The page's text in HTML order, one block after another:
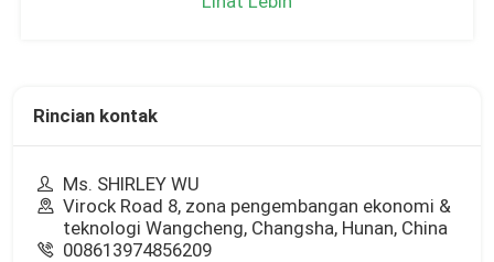
Rincian kontak
Ms. SHIRLEY WU
Virock Road 8, zona pengembangan ekonomi &
teknologi Wangcheng, Changsha, Hunan, China
008613974856209